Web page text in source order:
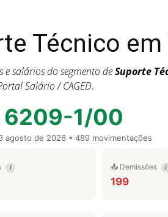
Técnico
e salários do segmento deSuporte
Salário / CAGED.
6209-1/00
agosto de 2026 • 489 movimentações
i 📤 Demissões i
199